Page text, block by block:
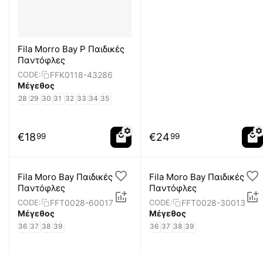
Fila Morro Bay P Παιδικές
Παντόφλες
CODE:
FFK0118-43286
Μέγεθος
28 29 30 31 32 33 34 35
€1899 €2499
Fila Moro Bay Παιδικές
Παντόφλες
CODE:
FFT0028-60017
Μέγεθος
36 37 38 39
Fila Moro Bay Παιδικές
Παντόφλες
CODE:
FFT0028-30013
Μέγεθος
36 37 38 39